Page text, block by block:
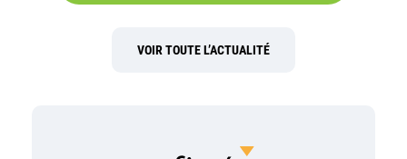
VOIR TOUTE L’ACTUALITÉ